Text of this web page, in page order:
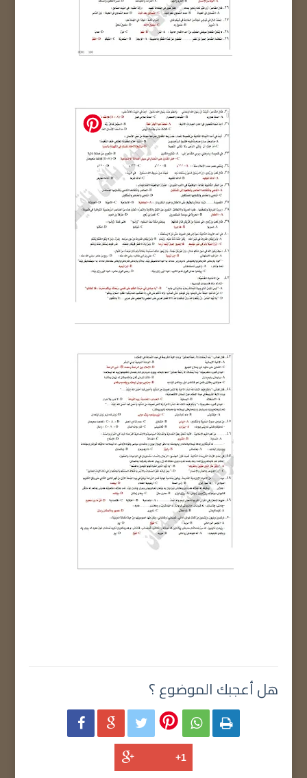
هل أعجبك الموضوع ؟
    